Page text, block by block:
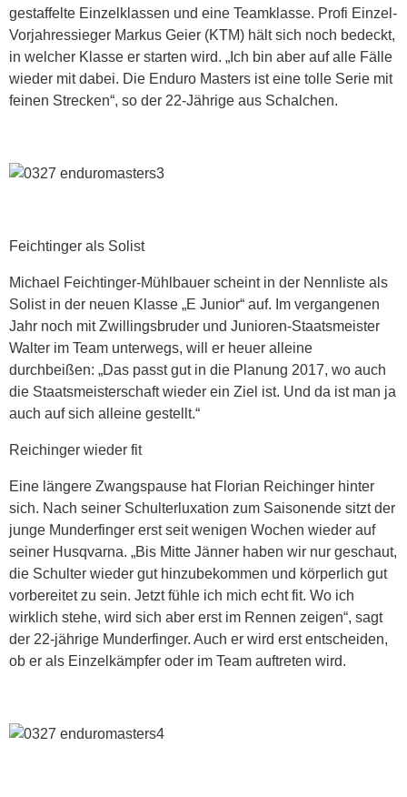
gestaffelte Einzelklassen und eine Teamklasse. Profi Einzel-
Vorjahressieger Markus Geier (KTM) hält sich noch bedeckt,
in welcher Klasse er starten wird. „Ich bin aber auf alle Fälle
wieder mit dabei. Die Enduro Masters ist eine tolle Serie mit
feinen Strecken“, so der 22-Jährige aus Schalchen.
Feichtinger als Solist
Michael Feichtinger-Mühlbauer scheint in der Nennliste als
Solist in der neuen Klasse „E Junior“ auf. Im vergangenen
Jahr noch mit Zwillingsbruder und Junioren-Staatsmeister
Walter im Team unterwegs, will er heuer alleine
durchbeißen: „Das passt gut in die Planung 2017, wo auch
die Staatsmeisterschaft wieder ein Ziel ist. Und da ist man ja
auch auf sich alleine gestellt.“
Reichinger wieder fit
Eine längere Zwangspause hat Florian Reichinger hinter
sich. Nach seiner Schulterluxation zum Saisonende sitzt der
junge Munderfinger erst seit wenigen Wochen wieder auf
seiner Husqvarna. „Bis Mitte Jänner haben wir nur geschaut,
die Schulter wieder gut hinzubekommen und körperlich gut
vorbereitet zu sein. Jetzt fühle ich mich echt fit. Wo ich
wirklich stehe, wird sich aber erst im Rennen zeigen“, sagt
der 22-jährige Munderfinger. Auch er wird erst entscheiden,
ob er als Einzelkämpfer oder im Team auftreten wird.